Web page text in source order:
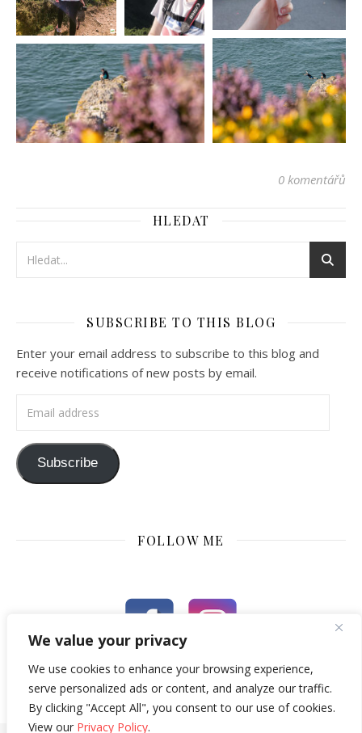
We value your privacy
We use cookies to enhance your browsing experience,
serve personalized ads or content, and analyze our traffic.
By clicking "Accept All", you consent to our use of cookies.
View our Privacy Policy.
0 komentářů
HLEDAT
SUBSCRIBE TO THIS BLOG
Enter your email address to subscribe to this blog and
receive notifications of new posts by email.
Subscribe
FOLLOW ME